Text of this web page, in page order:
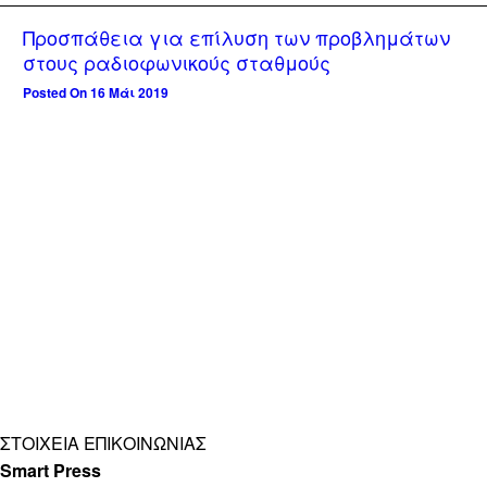
Προσπάθεια για επίλυση των προβλημάτων
στους ραδιοφωνικούς σταθμούς
Posted On 16 Μάι 2019
ΣΤΟΙΧΕΊΑ ΕΠΙΚΟΙΝΩΝΊΑΣ
Smart Press